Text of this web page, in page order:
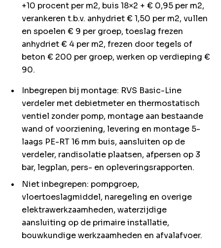
+10 procent per m2, buis 18×2 + € 0,95 per m2,
verankeren t.b.v. anhydriet € 1,50 per m2, vullen
en spoelen € 9 per groep, toeslag frezen
anhydriet € 4 per m2, frezen door tegels of
beton € 200 per groep, werken op verdieping €
90.
Inbegrepen bij montage: RVS Basic-Line
verdeler met debietmeter en thermostatisch
ventiel zonder pomp, montage aan bestaande
wand of voorziening, levering en montage 5-
laags PE-RT 16 mm buis, aansluiten op de
verdeler, randisolatie plaatsen, afpersen op 3
bar, legplan, pers- en opleveringsrapporten.
Niet inbegrepen: pompgroep,
vloertoeslagmiddel, naregeling en overige
elektrawerkzaamheden, waterzijdige
aansluiting op de primaire installatie,
bouwkundige werkzaamheden en afvalafvoer.